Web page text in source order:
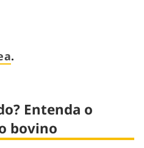
.
Entenda o
bovino